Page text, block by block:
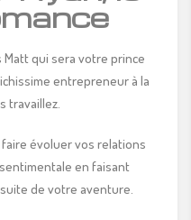
Matt qui sera votre prince
entrepreneur à la
travaillez.
évoluer vos relations
en faisant
de votre aventure.